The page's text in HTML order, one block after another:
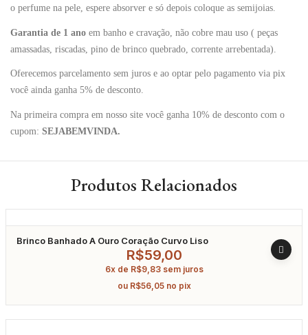
o perfume na pele, espere absorver e só depois coloque as semijoias.
Garantia de 1 ano em banho e cravação, não cobre mau uso ( peças
amassadas, riscadas, pino de brinco quebrado, corrente arrebentada).
Oferecemos parcelamento sem juros e ao optar pelo pagamento via pix
você ainda ganha 5% de desconto.
Na primeira compra em nosso site você ganha 10% de desconto com o
cupom: SEJABEMVINDA.
Produtos Relacionados
Brinco Banhado A Ouro Coração Curvo Liso
R$59,00
6x de R$9,83 sem juros
ou R$56,05 no pix